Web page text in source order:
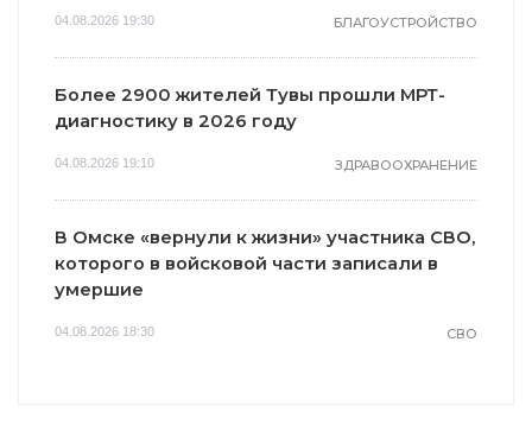
04.08.2026 19:30 БЛАГОУСТРОЙСТВО
Более 2900 жителей Тувы прошли МРТ-
диагностику в 2026 году
04.08.2026 19:10 ЗДРАВООХРАНЕНИЕ
В Омске «вернули к жизни» участника СВО,
которого в войсковой части записали в
умершие
04.08.2026 18:30 СВО